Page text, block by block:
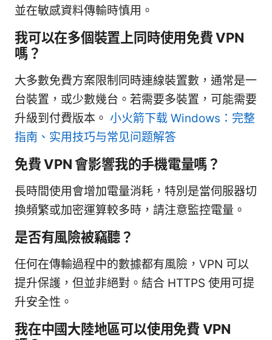
並在敏感資料傳輸時慎用。
我可以在多個裝置上同時使用免費 VPN
嗎？
大多數免費方案限制同時連線裝置數，通常是一
台裝置，或少數幾台。若需要多裝置，可能需要
升級到付費版本。 小火箭下载 Windows：完整
指南、实用技巧与常见问题解答
免費 VPN 會影響我的手機電量嗎？
長時間使用會增加電量消耗，特別是當伺服器切
換頻繁或加密運算較多時，請注意監控電量。
是否有風險被竊聽？
任何在傳輸過程中的數據都有風險，VPN 可以
提升保護，但並非絕對。結合 HTTPS 使用可提
升安全性。
我在中國大陸地區可以使用免費 VPN